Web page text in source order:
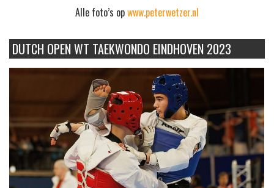
Alle foto’s opwww.peterwetzer.nl
DUTCH OPEN WT TAEKWONDO EINDHOVEN 2023